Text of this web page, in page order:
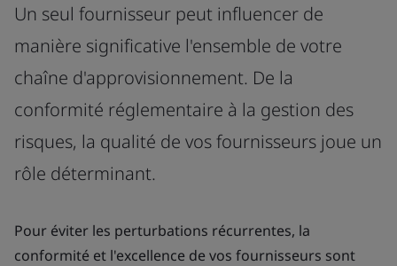
Un seul fournisseur peut influencer de
manière significative l'ensemble de votre
chaîne d'approvisionnement. De la
conformité réglementaire à la gestion des
risques, la qualité de vos fournisseurs joue un
rôle déterminant.
Pour éviter les perturbations récurrentes, la
conformité et l'excellence de vos fournisseurs sont